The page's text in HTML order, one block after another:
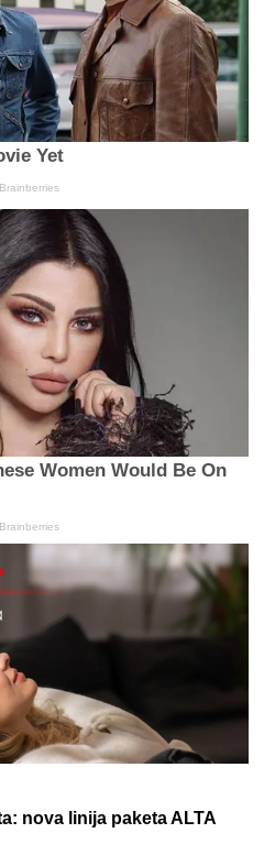
Yet
Brainberries
Women Would Be On
Brainberries
nova linija paketa ALTA